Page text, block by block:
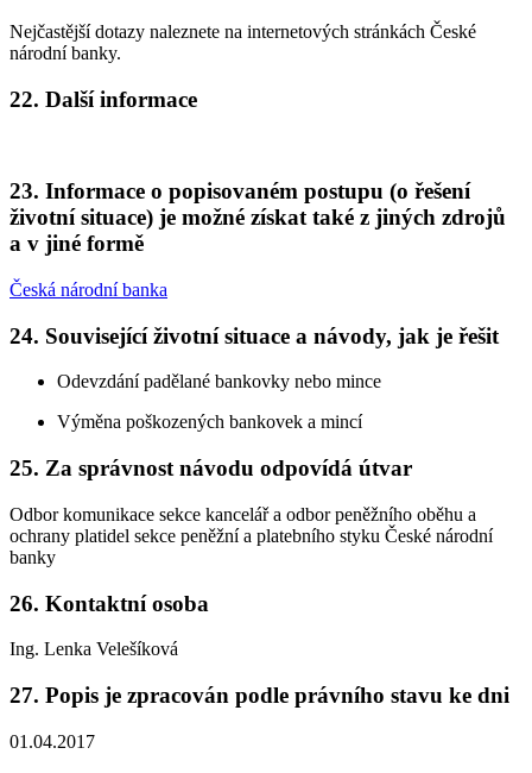
Nejčastější dotazy naleznete na internetových stránkách České
národní banky.
22. Další informace
23. Informace o popisovaném postupu (o řešení
životní situace) je možné získat také z jiných zdrojů
a v jiné formě
Česká národní banka
24. Související životní situace a návody, jak je řešit
Odevzdání padělané bankovky nebo mince
Výměna poškozených bankovek a mincí
25. Za správnost návodu odpovídá útvar
Odbor komunikace sekce kancelář a odbor peněžního oběhu a
ochrany platidel sekce peněžní a platebního styku České národní
banky
26. Kontaktní osoba
Ing. Lenka Velešíková
27. Popis je zpracován podle právního stavu ke dni
01.04.2017